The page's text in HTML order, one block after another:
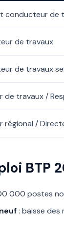
conducteur de
de travaux
de travaux
de travaux /
régional /
BTP
000 postes
: baisse